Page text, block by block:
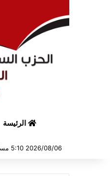
الرئيسة
2026/08/06 5:10 مساءً